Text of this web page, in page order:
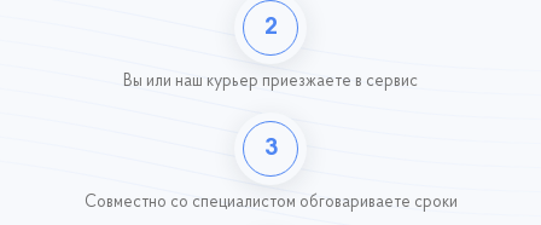
2
Вы или наш курьер приезжаете в сервис
3
Совместно со специалистом обговариваете сроки